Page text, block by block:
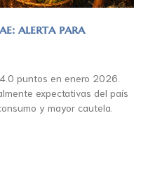
alerta para
puntos en enero 2026.
expectativas del país
y mayor cautela.